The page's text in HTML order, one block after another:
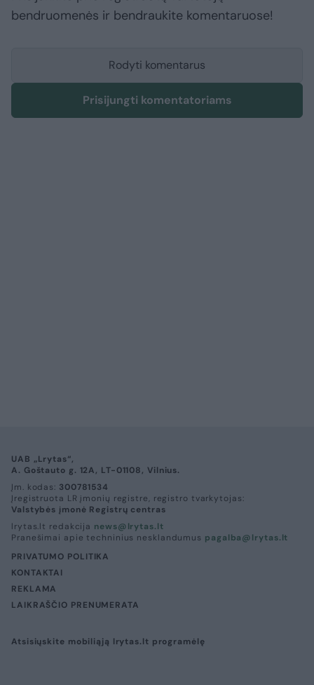
bendruomenės ir bendraukite komentaruose!
Rodyti komentarus
Prisijungti komentatoriams
UAB „Lrytas“,
A. Goštauto g. 12A, LT-01108, Vilnius.
Įm. kodas: 300781534
Įregistruota LR įmonių registre, registro tvarkytojas:
Valstybės įmonė Registrų centras
lrytas.lt redakcija news@lrytas.lt
Pranešimai apie techninius nesklandumus pagalba@lrytas.lt
PRIVATUMO POLITIKA
KONTAKTAI
REKLAMA
LAIKRAŠČIO PRENUMERATA
Atsisiųskite mobiliąją lrytas.lt programėlę